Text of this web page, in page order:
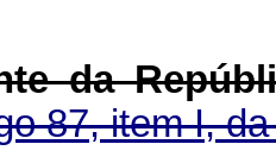
da
87, item I,